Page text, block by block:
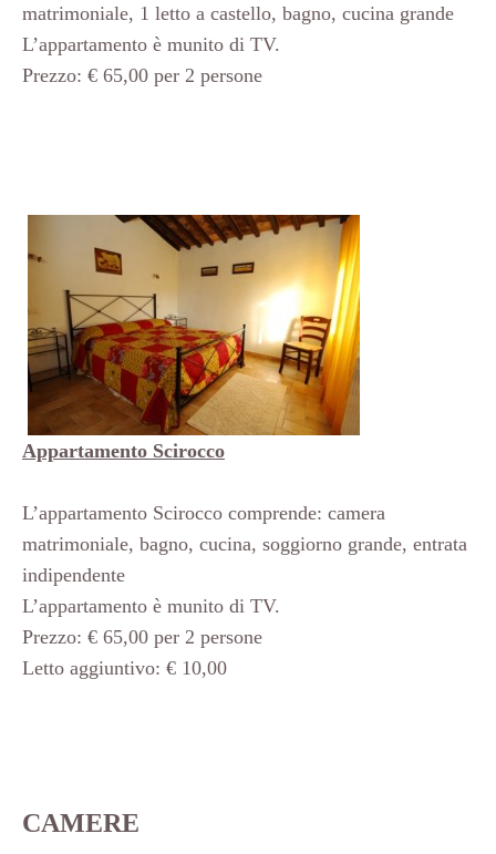
matrimoniale, 1 letto a castello, bagno, cucina grande
L’appartamento è munito di TV.
Prezzo: € 65,00 per 2 persone
Appartamento Scirocco
L’appartamento Scirocco comprende: camera
matrimoniale, bagno, cucina, soggiorno grande, entrata
indipendente
L’appartamento è munito di TV.
Prezzo: € 65,00 per 2 persone
Letto aggiuntivo: € 10,00
CAMERE